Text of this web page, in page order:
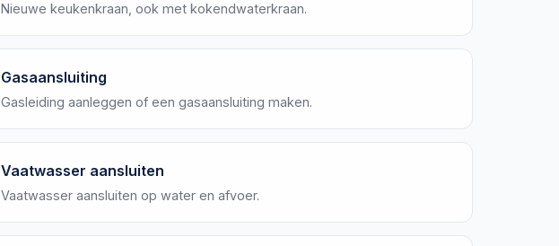
Nieuwe keukenkraan, ook met kokendwaterkraan.
Gasaansluiting
Gasleiding aanleggen of een gasaansluiting maken.
Vaatwasser aansluiten
Vaatwasser aansluiten op water en afvoer.